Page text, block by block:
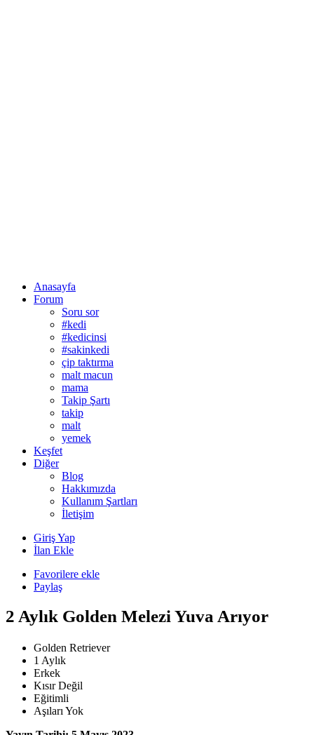
Anasayfa
Forum
Soru sor
#kedi
#kedicinsi
#sakinkedi
çip taktırma
malt macun
mama
Takip Şartı
takip
malt
yemek
Keşfet
Diğer
Blog
Hakkımızda
Kullanım Şartları
İletişim
Giriş Yap
İlan Ekle
Favorilere ekle
Paylaş
2 Aylık Golden Melezi Yuva Arıyor
Golden Retriever
1 Aylık
Erkek
Kısır Değil
Eğitimli
Aşıları Yok